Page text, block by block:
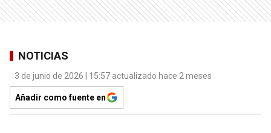
NOTICIAS
3 de junio de 2026 | 15:57 actualizado hace 2 meses
Añadir como fuente en